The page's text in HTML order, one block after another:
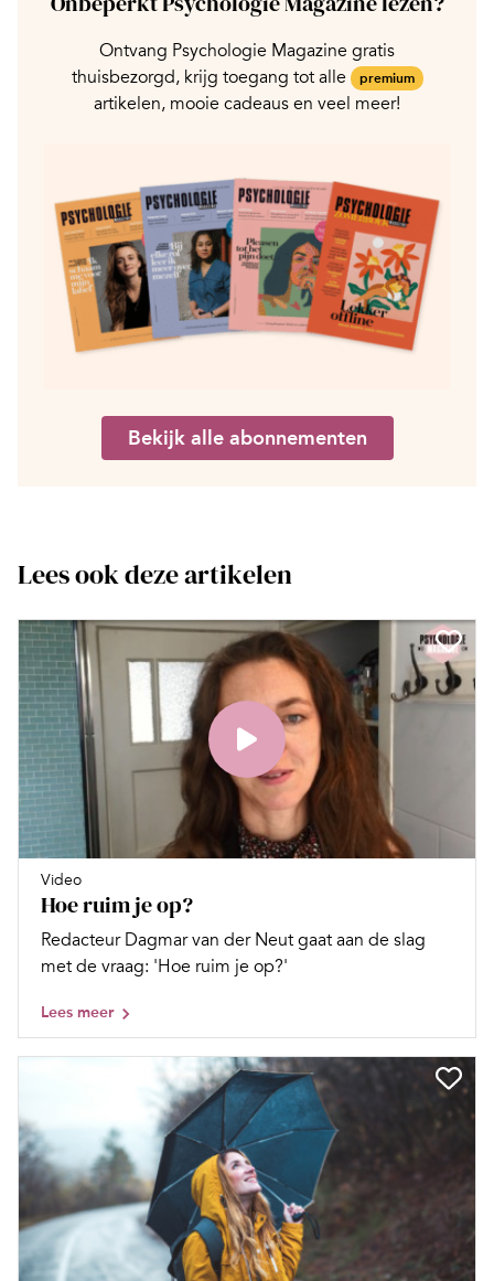
Ontvang Psychologie Magazine gratis
thuisbezorgd, krijg toegang tot alle
premium
artikelen, mooie cadeaus en veel meer!
Bekijk alle abonnementen
Lees ook deze artikelen
Video
Hoe ruim je op?
Redacteur Dagmar van der Neut gaat aan de slag
met de vraag: 'Hoe ruim je op?'
Lees meer